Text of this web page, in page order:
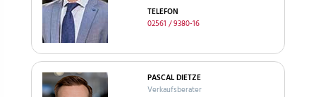
TELEFON
02561 / 9380-16
PASCAL DIETZE
Verkaufsberater